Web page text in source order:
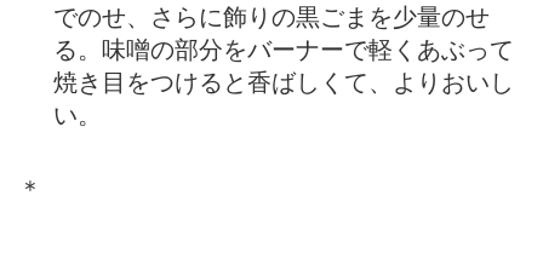
でのせ、さらに飾りの黒ごまを少量のせ
る。味噌の部分をバーナーで軽くあぶって
焼き目をつけると香ばしくて、よりおいし
い。
＊